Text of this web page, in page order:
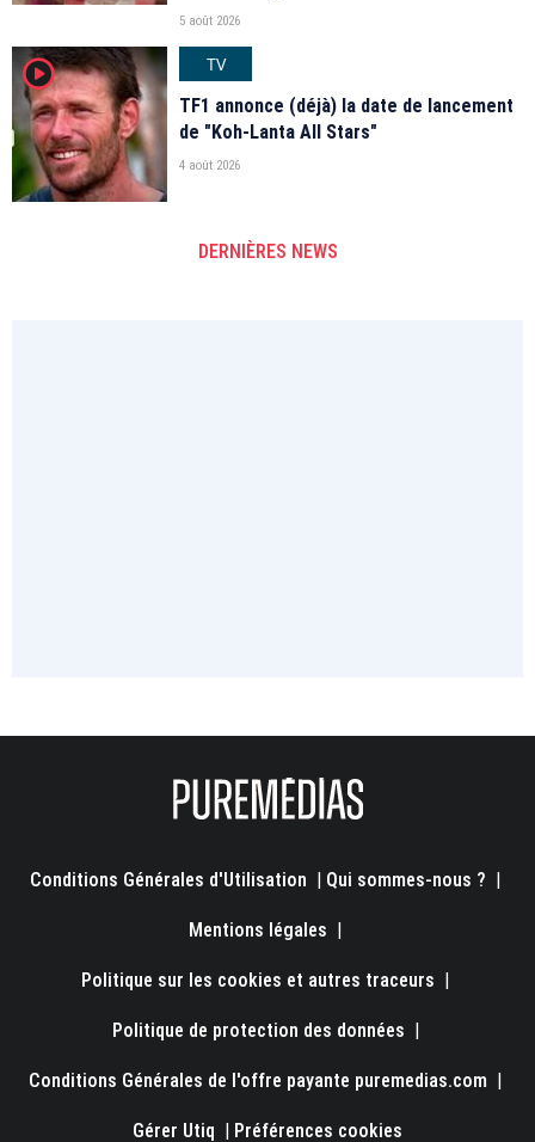
5 août 2026
player2
TV
TF1 annonce (déjà) la date de lancement
de "Koh-Lanta All Stars"
4 août 2026
DERNIÈRES NEWS
Conditions Générales d'Utilisation | Qui sommes-nous ? |
Mentions légales |
Politique sur les cookies et autres traceurs |
Politique de protection des données |
Conditions Générales de l'offre payante puremedias.com |
Gérer Utiq | Préférences cookies